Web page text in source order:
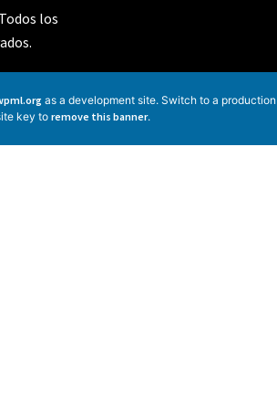
los
as a development site. Switch to a production
key toremove this banner.